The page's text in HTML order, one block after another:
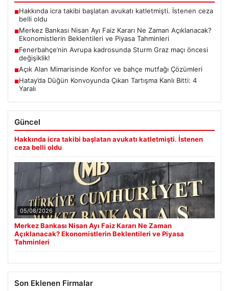
■Hakkında icra takibi başlatan avukatı katletmişti. İstenen ceza
belli oldu
■Merkez Bankası Nisan Ayı Faiz Kararı Ne Zaman Açıklanacak?
Ekonomistlerin Beklentileri ve Piyasa Tahminleri
■Fenerbahçe’nin Avrupa kadrosunda Sturm Graz maçı öncesi
değişiklik!
■Açık Alan Mimarisinde Konfor ve bahçe mutfağı Çözümleri
■Hatay’da Düğün Konvoyunda Çıkan Tartışma Kanlı Bitti: 4
Yaralı
Güncel
Hakkında icra takibi başlatan avukatı katletmişti. İstenen
ceza belli oldu
05/08/2026
Merkez Bankası Nisan Ayı Faiz Kararı Ne Zaman
Açıklanacak? Ekonomistlerin Beklentileri ve Piyasa
Tahminleri
Son Eklenen Firmalar